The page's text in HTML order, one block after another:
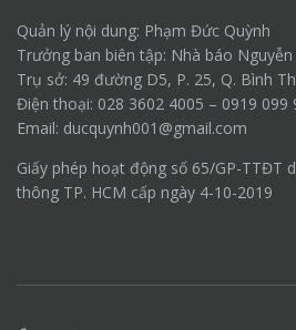
Quản lý nội dung: Phạm Đức Quỳnh
Trưởng ban biên tập: Nhà báo
Trụ sở: 49 đường D5, P. 25, Q. Bình
Điện thoại: 028 3602 4005 – 0919 099
Email: ducquynh001@gmail.com
Giấy phép hoạt động số 65/GP-TTĐT
thông TP. HCM cấp ngày 4-10-2019